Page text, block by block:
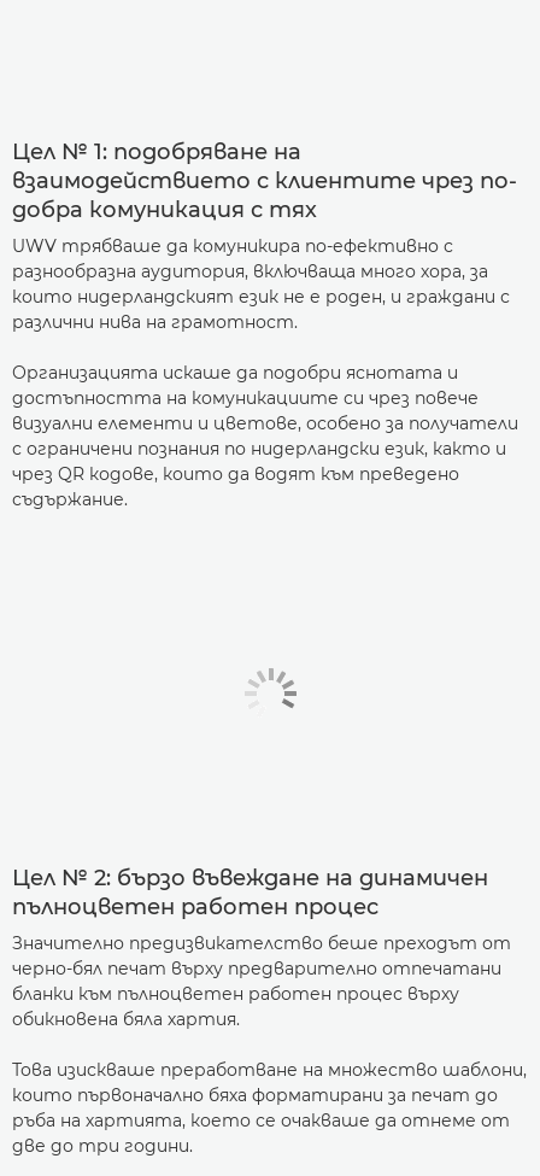
Цел № 1: подобряване на
взаимодействието с клиентите чрез по-
добра комуникация с тях
UWV трябваше да комуникира по-ефективно с
разнообразна аудитория, включваща много хора, за
които нидерландският език не е роден, и граждани с
различни нива на грамотност.
Организацията искаше да подобри яснотата и
достъпността на комуникациите си чрез повече
визуални елементи и цветове, особено за получатели
с ограничени познания по нидерландски език, както и
чрез QR кодове, които да водят към преведено
съдържание.
Цел № 2: бързо въвеждане на динамичен
пълноцветен работен процес
Значително предизвикателство беше преходът от
черно-бял печат върху предварително отпечатани
бланки към пълноцветен работен процес върху
обикновена бяла хартия.
Това изискваше преработване на множество шаблони,
които първоначално бяха форматирани за печат до
ръба на хартията, което се очакваше да отнеме от
две до три години.